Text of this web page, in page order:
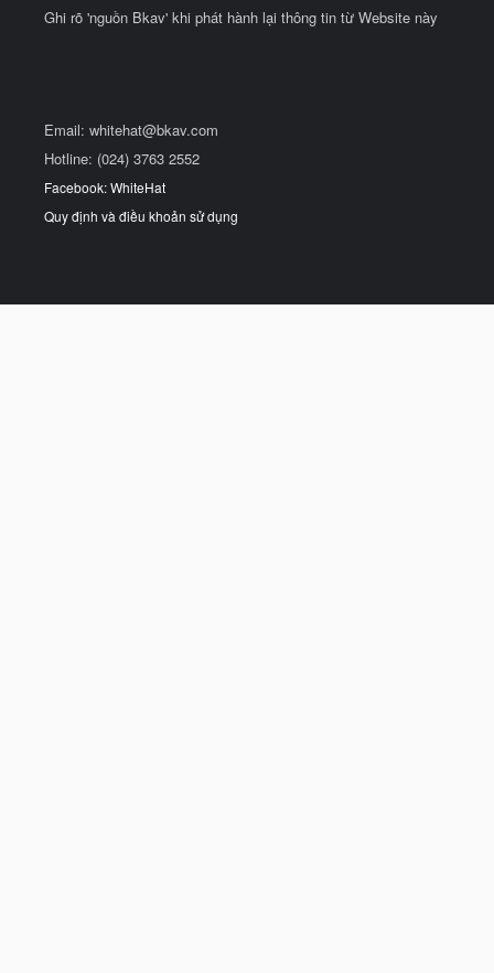
Ghi rõ 'nguồn Bkav' khi phát hành lại thông tin từ Website này
Email: whitehat@bkav.com
Hotline: (024) 3763 2552
Facebook: WhiteHat
Quy định và điều khoản sử dụng